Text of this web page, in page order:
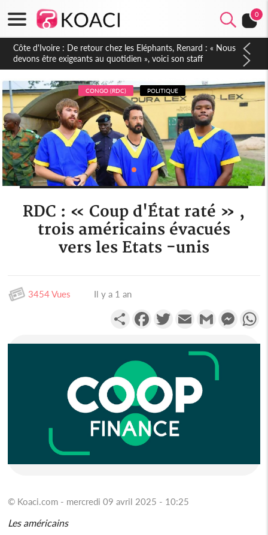
0
Côte d'Ivoire : 66e anniversaire de l'Indépendance, les Forces
de Défense et de Sécurité affichent leur puissance et
réaffirment leur engagement envers la Nation
CONGO (RDC) POLITIQUE
RDC : « Coup d'État raté » ,
trois américains évacués
vers les Etats -unis
3454 Vues Il y a 1 an
PartagerFacebookTwitterEmail Gmail
© Koaci.com - mercredi 09 avril 2025 - 10:25
Les américains